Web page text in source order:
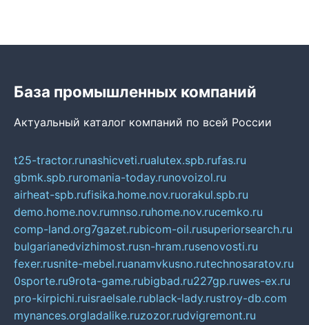
База промышленных компаний
Актуальный каталог компаний по всей России
t25-tractor.runashicveti.rualutex.spb.rufas.ru
gbmk.spb.ruromania-today.runovoizol.ru
airheat-spb.rufisika.home.nov.ruorakul.spb.ru
demo.home.nov.rumnso.ruhome.nov.rucemko.ru
comp-land.org7gazet.rubicom-oil.rusuperiorsearch.ru
bulgarianedvizhimost.rusn-hram.rusenovosti.ru
fexer.rusnite-mebel.ruanamvkusno.rutechnosaratov.ru
0sporte.ru9rota-game.rubigbad.ru227gp.ruwes-ex.ru
pro-kirpichi.ruisraelsale.rublack-lady.rustroy-db.com
mynances.orgladalike.ruzozor.rudvigremont.ru